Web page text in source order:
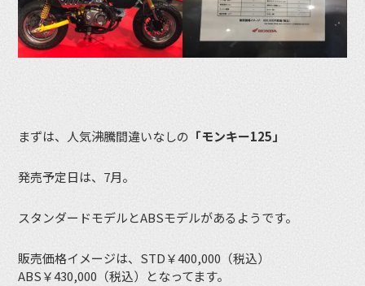
まずは、人気沸騰間違いなしの 「モンキー125」
発売予定日は、7月。
スタンダードモデルとABSモデルがあるようです。
販売価格イメージは、STD￥400,000（税込）
ABS￥430,000（税込）となってます。